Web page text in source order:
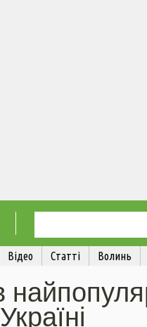
Відео Статті Волинь